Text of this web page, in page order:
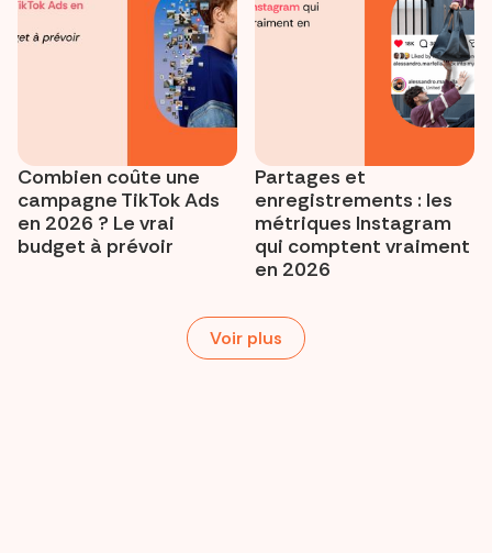
Combien coûte une
campagne TikTok Ads
en 2026 ? Le vrai
budget à prévoir
Partages et
enregistrements : les
métriques Instagram
qui comptent vraiment
en 2026
Voir plus